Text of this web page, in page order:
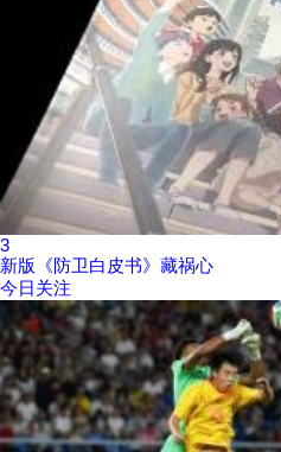
3
新版《防卫白皮书》藏祸心
今日关注